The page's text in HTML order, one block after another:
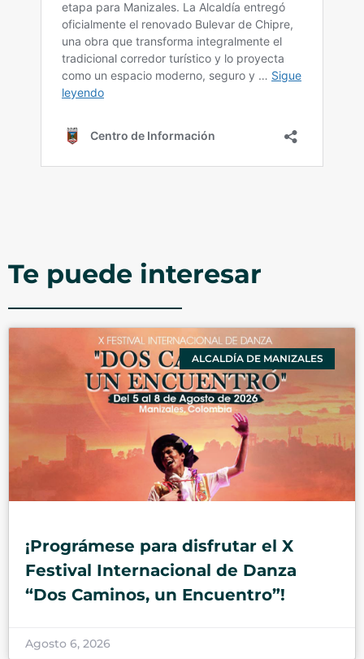
Te puede interesar
ALCALDÍA DE MANIZALES
¡Prográmese para disfrutar el X
Festival Internacional de Danza
“Dos Caminos, un Encuentro”!
Agosto 6, 2026